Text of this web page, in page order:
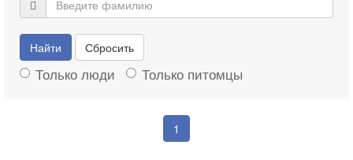
Найти Сбросить
Только люди Только питомцы
1